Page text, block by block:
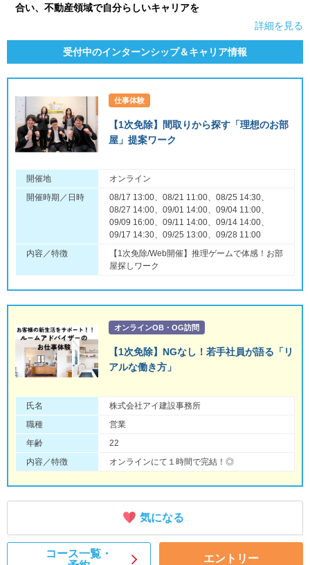
合い、不動産領域で自分らしいキャリアを
詳細を見る
受付中のインターンシップ＆キャリア情報
仕事体験
【1次免除】間取りから探す「理想のお部
屋」提案ワーク
開催地
オンライン
開催時期／日時
08/17 13:00、08/21 11:00、08/25 14:30、
08/27 14:00、09/01 14:00、09/04 11:00、
09/09 16:00、09/11 14:00、09/14 14:00、
09/17 14:30、09/25 13:00、09/28 11:00
内容／特徴
【1次免除/Web開催】推理ゲームで体感！お部
屋探しワーク
オンラインOB・OG訪問
【1次免除】NGなし！若手社員が語る「リ
アルな働き方」
氏名
株式会社アイ建設事務所
職種
営業
年齢
22
内容／特徴
オンラインにて１時間で完結！◎
気になる
コース一覧・
エントリー